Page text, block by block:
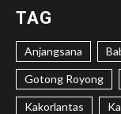
TAG
Anjangsana
Gotong Royong
Kakorlantas